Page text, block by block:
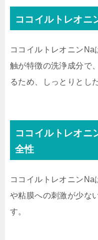
ココイルトレオニ
ココイルトレオニン
触が特徴の洗浄成分で
るため、しっとりとし
ココイルトレオニ
全性
ココイルトレオニン
や粘膜への刺激が少な
す。